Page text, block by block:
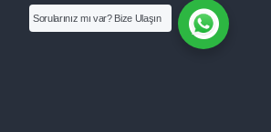
Sorularınız mı var? Bize Ulaşın